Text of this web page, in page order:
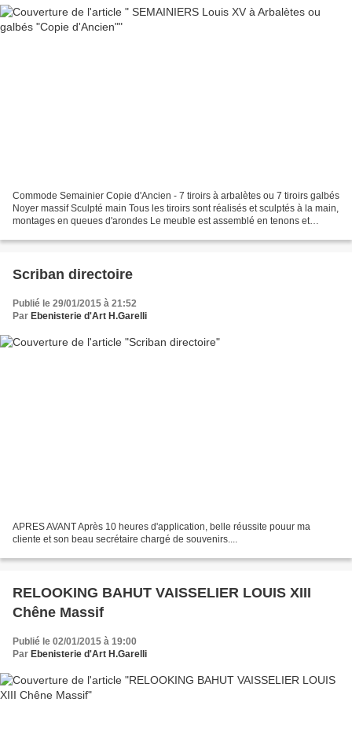
Commode Semainier Copie d'Ancien - 7 tiroirs à arbalètes ou 7 tiroirs galbés
Noyer massif Sculpté main Tous les tiroirs sont réalisés et sculptés à la main,
montages en queues d'arondes Le meuble est assemblé en tenons et
Scriban directoire
Publié le 29/01/2015 à 21:52
Par Ebenisterie d'Art H.Garelli
APRES AVANT Après 10 heures d'application, belle réussite pouur ma
cliente et son beau secrétaire chargé de souvenirs....
RELOOKING BAHUT VAISSELIER LOUIS XIII
Chêne Massif
Publié le 02/01/2015 à 19:00
Par Ebenisterie d'Art H.Garelli